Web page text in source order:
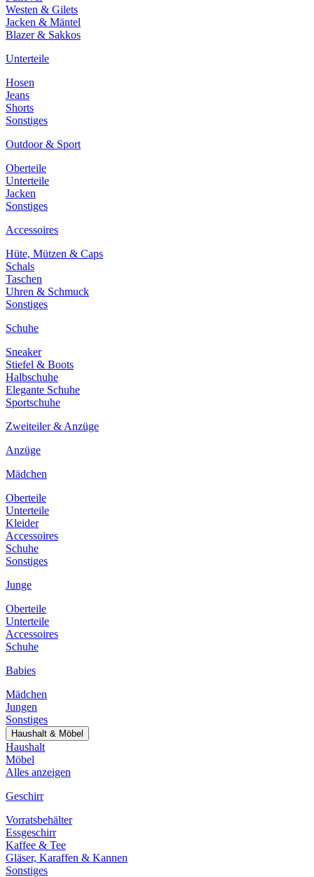
Westen & Gilets
Jacken & Mäntel
Blazer & Sakkos
Unterteile
Hosen
Jeans
Shorts
Sonstiges
Outdoor & Sport
Oberteile
Unterteile
Jacken
Sonstiges
Accessoires
Hüte, Mützen & Caps
Schals
Taschen
Uhren & Schmuck
Sonstiges
Schuhe
Sneaker
Stiefel & Boots
Halbschuhe
Elegante Schuhe
Sportschuhe
Zweiteiler & Anzüge
Anzüge
Mädchen
Oberteile
Unterteile
Kleider
Accessoires
Schuhe
Sonstiges
Junge
Oberteile
Unterteile
Accessoires
Schuhe
Babies
Mädchen
Jungen
Sonstiges
Haushalt & Möbel
Haushalt
Möbel
Alles anzeigen
Geschirr
Vorratsbehälter
Essgeschirr
Kaffee & Tee
Gläser, Karaffen & Kannen
Sonstiges